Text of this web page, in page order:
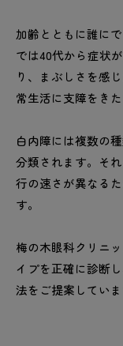
加齢とともに誰に
では40代から症状
り、まぶしさを感
常生活に支障をき
白内障には複数の
分類されます。そ
行の速さが異なる
す。
梅の木眼科クリニ
イプを正確に診断
法をご提案していま